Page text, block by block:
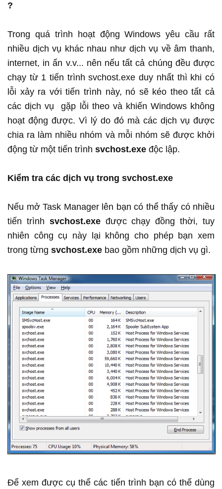
?
Trong quá trình hoạt động Windows yêu cầu rất
nhiều dịch vụ khác nhau như dịch vụ về âm thanh,
internet, in ấn v.v... nên nếu tất cả chúng đều được
chạy từ 1 tiến trình svchost.exe duy nhất thì khi có
lỗi xảy ra với tiến trình này, nó sẽ kéo theo tất cả
các dịch vụ gặp lỗi theo và khiến Windows không
hoạt động được. Vì lý do đó mà các dịch vụ được
chia ra làm nhiều nhóm và mỗi nhóm sẽ được khởi
động từ một tiến trình svchost.exe độc lập.
Kiểm tra các dịch vụ trong svchost.exe
Nếu mở Task Manager lên bạn có thể thấy có nhiều
tiến trình svchost.exeđược chạy đồng thời, tuy
nhiên công cụ này lại không cho phép bạn xem
trong từng svchost.exe bao gồm những dịch vụ gì.
Để xem được cụ thể các tiến trình bạn có thể dùng